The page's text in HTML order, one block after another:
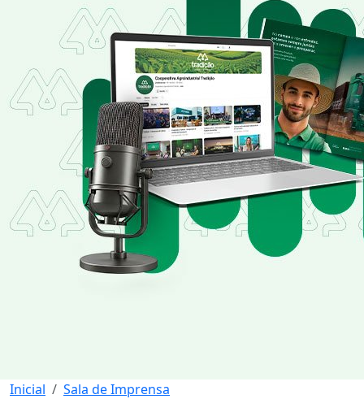
Inicial
Sala de Imprensa